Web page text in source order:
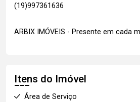
(19)997361636
ARBIX IMÓVEIS - Presente em cada
Itens do Imóvel
Área de Serviço